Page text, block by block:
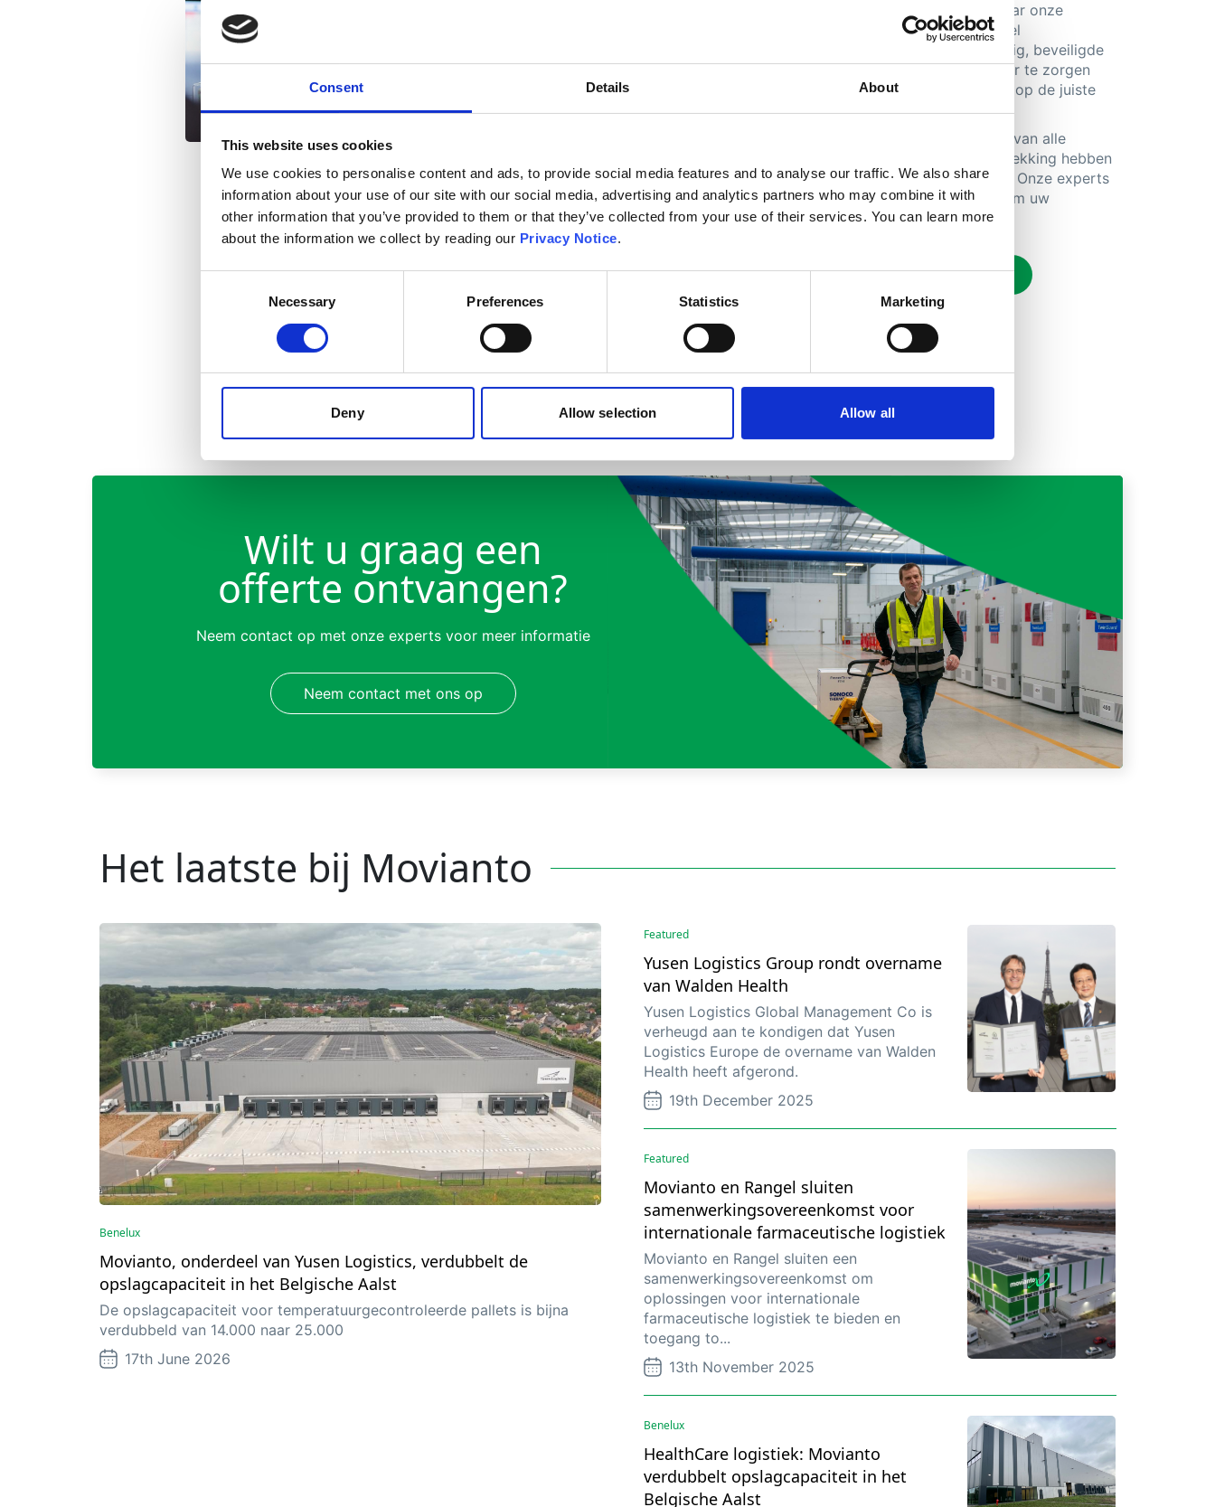
Consent Details About
This website uses cookies
We use cookies to personalise content and ads, to provide social media features and to analyse our traffic. We also share
information about your use of our site with our social media, advertising and analytics partners who may combine it with
other information that you’ve provided to them or that they’ve collected from your use of their services. You can learn more
about the information we collect by reading our Privacy Notice.
Necessary Preferences Statistics Marketing
Deny Allow selection Allow all
De voertuigen die controlled drugs van en naar onze
faciliteiten vervoeren zijn precies voor dit doel
gekwalificeerd, met GPS-tracering indien nodig, beveiligde
sloten, alarmen en andere middelen om ervoor te zorgen
dat de producten veilig op het juiste moment op de juiste
plaats worden afgeleverd.
Movianto heeft ook ervaring met het beheer van alle
douanedocumenten en vergunningen die betrekking hebben
op de import en export van controlled drugs. Onze experts
kunnen u adviseren over de beste manieren om uw
toeleveringsketen te beveiligen.
Meer informatie over onze diensten
Wilt u graag een
offerte ontvangen?
Neem contact op met onze experts voor meer informatie
Neem contact met ons op
Het laatste bij Movianto
Benelux
Movianto, onderdeel van Yusen Logistics, verdubbelt de
opslagcapaciteit in het Belgische Aalst
De opslagcapaciteit voor temperatuurgecontroleerde pallets is bijna
verdubbeld van 14.000 naar 25.000
17th June 2026
Featured
Yusen Logistics Group rondt overname
van Walden Health
Yusen Logistics Global Management Co is
verheugd aan te kondigen dat Yusen
Logistics Europe de overname van Walden
Health heeft afgerond.
19th December 2025
Featured
Movianto en Rangel sluiten
samenwerkingsovereenkomst voor
internationale farmaceutische logistiek
Movianto en Rangel sluiten een
samenwerkingsovereenkomst om
oplossingen voor internationale
farmaceutische logistiek te bieden en
toegang to...
13th November 2025
Benelux
HealthCare logistiek: Movianto
verdubbelt opslagcapaciteit in het
Belgische Aalst